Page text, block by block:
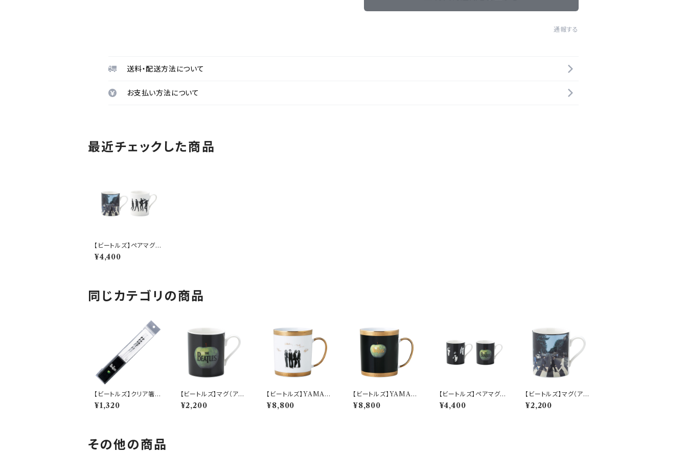
通報する
送料・配送方法について
お支払い方法について
最近チェックした商品
【ビートルズ】ペアマグセ
ット(アビイロード/ジャ
ンプ)【ビートルズマグ】
¥4,400
同じカテゴリの商品
【ビートルズ】クリア箸
（ビートルズ）【BT60】B
T61-840
¥1,320
【ビートルズ】マグ（アッ
プル）【ビートルズマグ】
¥2,200
【ビートルズ】YAMAK
A ビートルズ発売記念
マグ（ホワイト）【BT3
¥8,800
【ビートルズ】YAMAK
A ビートルズ発売記念
マグ（ブラック）【BT30】
¥8,800
【ビートルズ】ペアマグセ
ット(フェイス/アップル)
【ビートルズマグ】
¥4,400
【ビートルズ】マグ（アビ
イロード）【ビートルズマ
グ】
¥2,200
その他の商品